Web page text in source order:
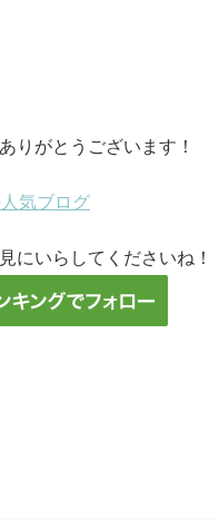
りがとうございます！
気ブログ
にいらしてくださいね！